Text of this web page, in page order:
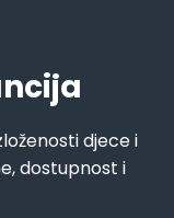
djece i
dostupnost i